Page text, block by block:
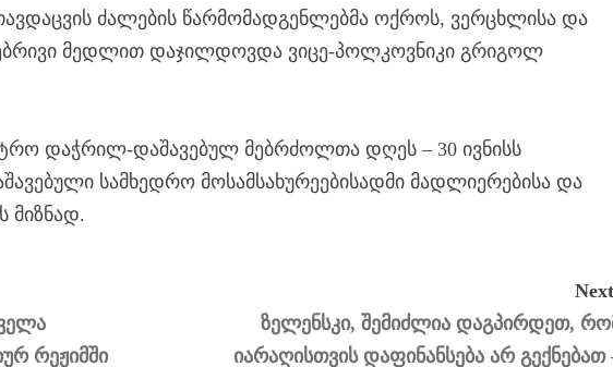
ძალების წარმომადგენლებმა ოქროს, ვერცხლისა და
მედლით დაჯილდოვდა ვიცე-პოლკოვნიკი გრიგოლ
დაჭრილ-დაშავებულ მებრძოლთა დღეს – 30 ივნისს
სამხედრო მოსამსახურეებისადმი მადლიერებისა და
მიზნად.
რეჟიმში
ზელენსკი, შემიძლია დაგპირდეთ,
იარაღისთვის დაფინანსება არ გექნებათ